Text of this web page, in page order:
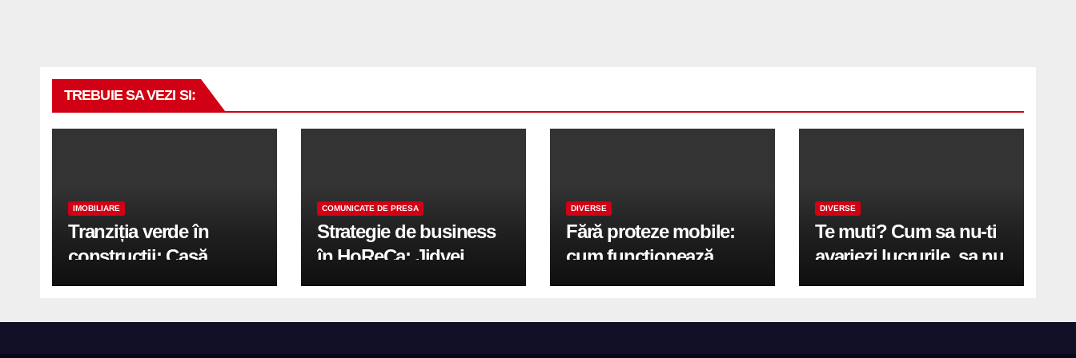
TREBUIE SA VEZI SI:
IMOBILIARE
Tranziția verde în
construcții: Casă
modernă cu structură
COMUNICATE DE PRESA
Strategie de business
în HoReCa: Jidvei
transformă terasele în
DIVERSE
Fără proteze mobile:
cum funcționează
reabilitarea completă
DIVERSE
Te muti? Cum sa nu-ti
avariezi lucrurile, sa nu
zgarii podeaua sau sa